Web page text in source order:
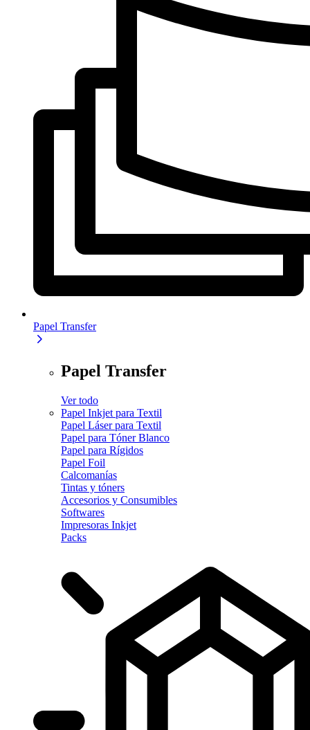
Papel Transfer
Papel Transfer
Ver todo
Papel Inkjet para Textil
Papel Láser para Textil
Papel para Tóner Blanco
Papel para Rígidos
Papel Foil
Calcomanías
Tintas y tóners
Accesorios y Consumibles
Softwares
Impresoras Inkjet
Packs